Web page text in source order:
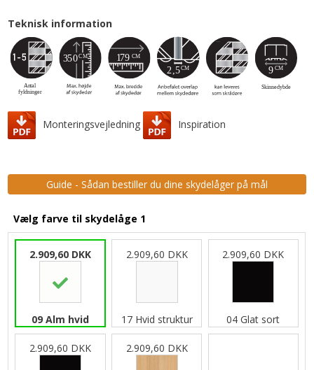
Teknisk information
Monteringsvejledning Inspiration
Guide - Sådan bestiller du dine skydelåger på mål
Vælg farve til skydelåge 1
2.909,60 DKK
09 Alm hvid
2.909,60 DKK
17 Hvid struktur
2.909,60 DKK
04 Glat sort
2.909,60 DKK 2.909,60 DKK